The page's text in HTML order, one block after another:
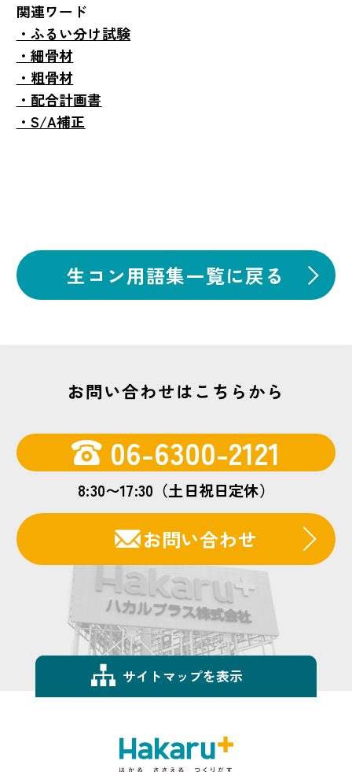
関連ワード
・ふるい分け試験
・細骨材
・粗骨材
・配合計画書
・S/A補正
生コン用語集一覧に戻る
お問い合わせはこちらから
06-6300-2121
8:30〜17:30（土日祝日定休）
お問い合わせ
サイトマップを表示